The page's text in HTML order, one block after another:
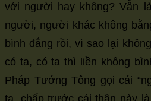
với người hay không? Vẫn
người, người khác không
bình đẳng rồi, vì sao lại
có ta, có ta thì liền không
Pháp Tướng Tông gọi cái